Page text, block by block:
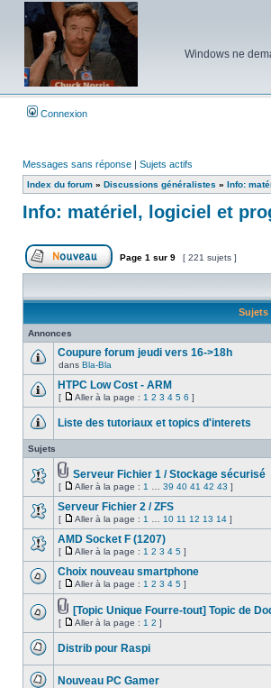
Windows ne
Connexion
Messages sans réponse | Sujets actifs
Index du forum » Discussions généralistes » Info:
Info: matériel, logiciel et
Poster un nouveau sujet
Page 1 sur 9 [ 221 sujets ]
Sujets
Annonces
Aucun
message
non
Coupure forum jeudi vers 16->18h
dans Bla-Bla
Aucun
HTPC Low Cost - ARM
[
Aller
la
Aller à la page : 1 2 3 4 5 6 ]
message
non
Liste des tutoriaux et topics d'interets
Sujets
Aucun
message
non
Fichier(s)
joint(s)
Serveur Fichier 1 / Stockage sécurisé
[
Aller
à
la
page
Aller à la page : 1 39 40 41 42 43 ]
Aucun
message
non
Serveur Fichier 2 / ZFS
[
Aller
à
la
page
Aller à la page : 1 10 11 12 13 14 ]
Aucun
message
non
AMD Socket F (1207)
[
Aller
à
la
page
Aller à la page : 1 2 3 4 5 ]
Aucun
message
non
Choix nouveau smartphone
[
Aller
page
Aller à la page : 1 2 3 4 5 ]
Aucun
message
non
Fichier(s)
joint(s)
[Topic Unique Fourre-tout] Topic de
[
Aller
la
Aller à la page : 1 2 ]
non
Distrib pour Raspi
Nouveau PC Gamer